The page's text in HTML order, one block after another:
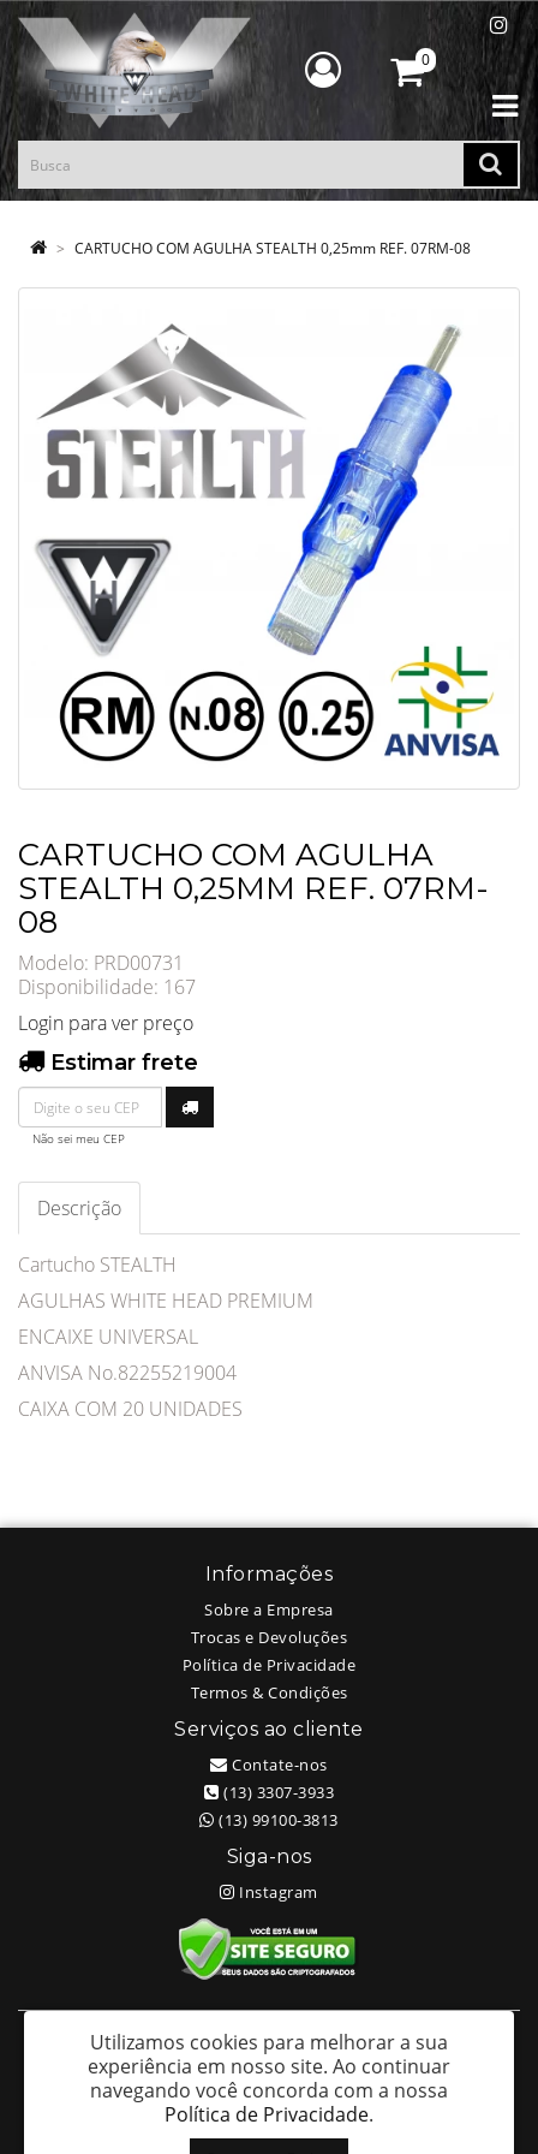
0
CARTUCHO COM AGULHA STEALTH 0,25mm REF. 07RM-08
CARTUCHO COM AGULHA
STEALTH 0,25MM REF. 07RM-
08
Modelo: PRD00731
Disponibilidade: 167
Login para ver preço
Estimar frete
Não sei meu CEP
Descrição
Cartucho STEALTH
AGULHAS WHITE HEAD PREMIUM
ENCAIXE UNIVERSAL
ANVISA No.82255219004
CAIXA COM 20 UNIDADES
Informações
Sobre a Empresa
Trocas e Devoluções
Política de Privacidade
Termos & Condições
Serviços ao cliente
Contate-nos
(13) 3307-3933
(13) 99100-3813
Siga-nos
Instagram
White Head Tattoo (Wellington Ricardo Kudlinski EPP) - CNPJ:
09.635.966/0001-70
Av. São Francisco 373 – Centro - Santos / SP - CEP: 11013-201
White Head Tattoo © 2026
Utilizamos cookies para melhorar a sua
experiência em nosso site. Ao continuar
navegando você concorda com a nossa
Política de Privacidade.